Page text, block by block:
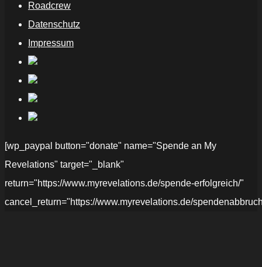
Roadcrew
Datenschutz
Impressum
[wp_paypal button="donate" name="Spende an My
Revelations" target="_blank"
return="https://www.myrevelations.de/spende-erfolgreich/"
cancel_return="https://www.myrevelations.de/